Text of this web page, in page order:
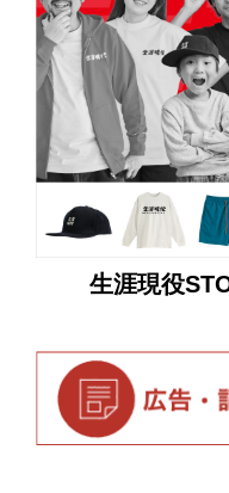
生涯現役